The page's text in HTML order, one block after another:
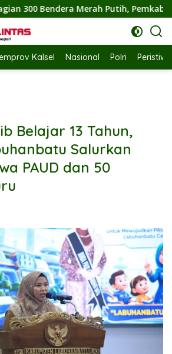
Pemkab Labuhanbatu Semarakkan
Kalsel Nasional Polri
Belajar 13 Tahun,
Salurkan
PAUD dan 50